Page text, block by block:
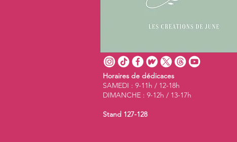
Horaires de dédicaces
SAMEDI : 9-11h / 12-18h
DIMANCHE : 9-12h / 13-17h
Stand 127-128